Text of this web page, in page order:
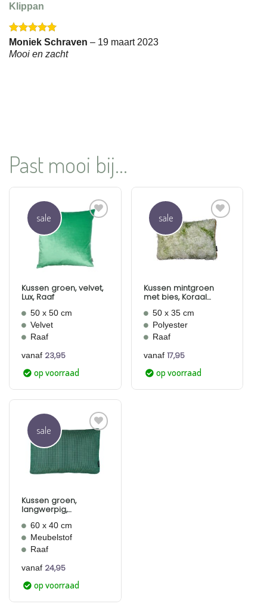
Klippan
Gewaardeerd
5uit 5
Moniek Schraven – 19 maart 2023
Mooi en zacht
Past mooi bij...
sale
Aan
verlanglijst
toevoegen
Kussen groen, velvet,
Lux, Raaf
50 x 50 cm
Velvet
Raaf
vanaf 23,95
op voorraad
sale
Aan
verlanglijst
toevoegen
Kussen mintgroen
met bies, Koraal
50 x 35 cm
Polyester
Raaf
vanaf 17,95
op voorraad
sale
Aan
verlanglijst
toevoegen
Kussen groen,
langwerpig,
60 x 40 cm
Meubelstof
Raaf
vanaf 24,95
op voorraad